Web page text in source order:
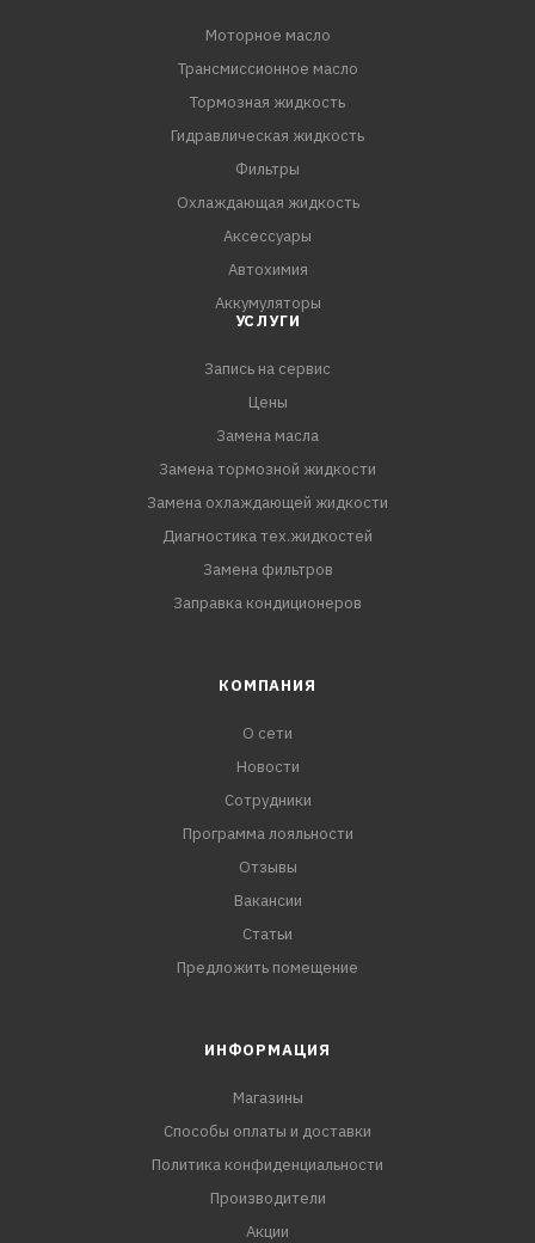
Моторное масло
Трансмиссионное масло
Тормозная жидкость
Гидравлическая жидкость
Фильтры
Охлаждающая жидкость
Аксессуары
Автохимия
Аккумуляторы
УСЛУГИ
Запись на сервис
Цены
Замена масла
Замена тормозной жидкости
Замена охлаждающей жидкости
Диагностика тех.жидкостей
Замена фильтров
Заправка кондиционеров
КОМПАНИЯ
О сети
Новости
Сотрудники
Программа лояльности
Отзывы
Вакансии
Статьи
Предложить помещение
ИНФОРМАЦИЯ
Магазины
Способы оплаты и доставки
Политика конфиденциальности
Производители
Акции